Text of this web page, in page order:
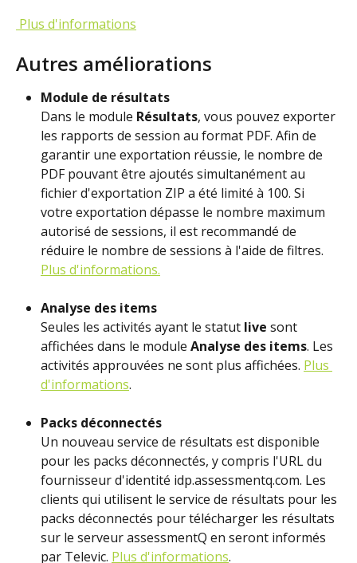
Plus d'informations
Autres améliorations
Module de résultats
Dans le module Résultats, vous pouvez exporter
les rapports de session au format PDF. Afin de
garantir une exportation réussie, le nombre de
PDF pouvant être ajoutés simultanément au
fichier d'exportation ZIP a été limité à 100. Si
votre exportation dépasse le nombre maximum
autorisé de sessions, il est recommandé de
réduire le nombre de sessions à l'aide de filtres.
Plus d'informations.
Analyse des items
Seules les activités ayant le statut live sont
affichées dans le module Analyse des items. Les
activités approuvées ne sont plus affichées. Plus
d'informations.
Packs déconnectés
Un nouveau service de résultats est disponible
pour les packs déconnectés, y compris l'URL du
fournisseur d'identité idp.assessmentq.com. Les
clients qui utilisent le service de résultats pour les
packs déconnectés pour télécharger les résultats
sur le serveur assessmentQ en seront informés
par Televic. Plus d'informations.